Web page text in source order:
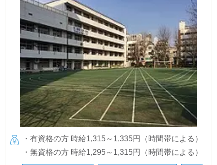
・有資格の方 時給1,315～1,335円（時間帯による）
・無資格の方 時給1,295～1,315円（時間帯による）